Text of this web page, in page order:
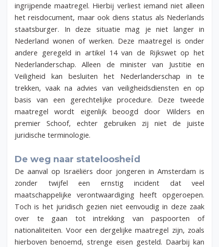
ingrijpende maatregel. Hierbij verliest iemand niet alleen
het reisdocument, maar ook diens status als Nederlands
staatsburger. In deze situatie mag je niet langer in
Nederland wonen of werken. Deze maatregel is onder
andere geregeld in artikel 14 van de Rijkswet op het
Nederlanderschap. Alleen de minister van Justitie en
Veiligheid kan besluiten het Nederlanderschap in te
trekken, vaak na advies van veiligheidsdiensten en op
basis van een gerechtelijke procedure. Deze tweede
maatregel wordt eigenlijk beoogd door Wilders en
premier Schoof, echter gebruiken zij niet de juiste
juridische terminologie.
De weg naar stateloosheid
De aanval op Israëliërs door jongeren in Amsterdam is
zonder twijfel een ernstig incident dat veel
maatschappelijke verontwaardiging heeft opgeroepen.
Toch is het juridisch gezien niet eenvoudig in deze zaak
over te gaan tot intrekking van paspoorten of
nationaliteiten. Voor een dergelijke maatregel zijn, zoals
hierboven benoemd, strenge eisen gesteld. Daarbij kan